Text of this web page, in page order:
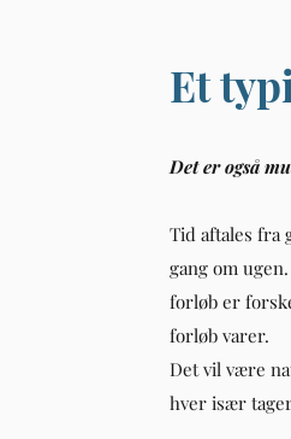
Et
Det er også
Tid aftales fra
gang om
forløb er
forløb varer.
Det vil være
hver især